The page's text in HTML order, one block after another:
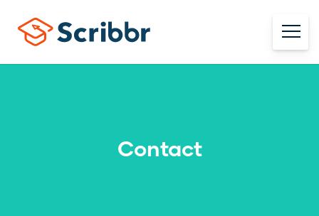
Contact